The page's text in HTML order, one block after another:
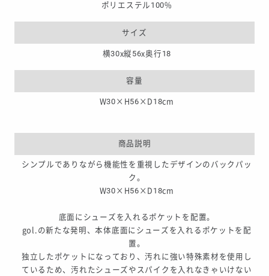
ポリエステル100%
サイズ
横30x縦56x奥行18
容量
W30×H56×D18cm
商品説明
シンプルでありながら機能性を重視したデザインのバックパッ
ク。
W30×H56×D18cm
底面にシューズを入れるポケットを配置。
gol.の新たな発明、本体底面にシューズを入れるポケットを配
置。
独立したポケットになっており、汚れに強い特殊素材を使用し
ているため、汚れたシューズやスパイクを入れなきゃいけない